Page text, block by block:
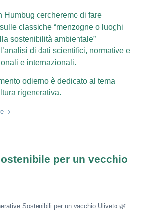
Humbug cercheremo di fare
classiche “menzogne o luoghi
sostenibilità ambientale”
di dati scientifici, normative e
e internazionali.
odierno è dedicato al tema
rigenerativa.
per un vecchio
Sostenibili per un vacchio Uliveto 🌿